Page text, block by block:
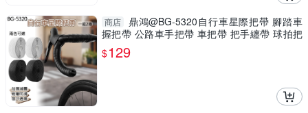
商店
鼎鴻@BG-5320自行車星際把帶 腳踏車
握把帶 公路車手把帶 車把帶 把手纏帶 球拍把
手帶
$129